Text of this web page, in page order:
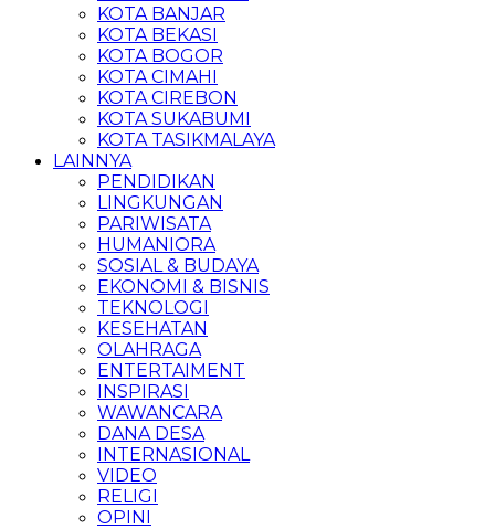
KOTA BANJAR
KOTA BEKASI
KOTA BOGOR
KOTA CIMAHI
KOTA CIREBON
KOTA SUKABUMI
KOTA TASIKMALAYA
LAINNYA
PENDIDIKAN
LINGKUNGAN
PARIWISATA
HUMANIORA
SOSIAL & BUDAYA
EKONOMI & BISNIS
TEKNOLOGI
KESEHATAN
OLAHRAGA
ENTERTAIMENT
INSPIRASI
WAWANCARA
DANA DESA
INTERNASIONAL
VIDEO
RELIGI
OPINI